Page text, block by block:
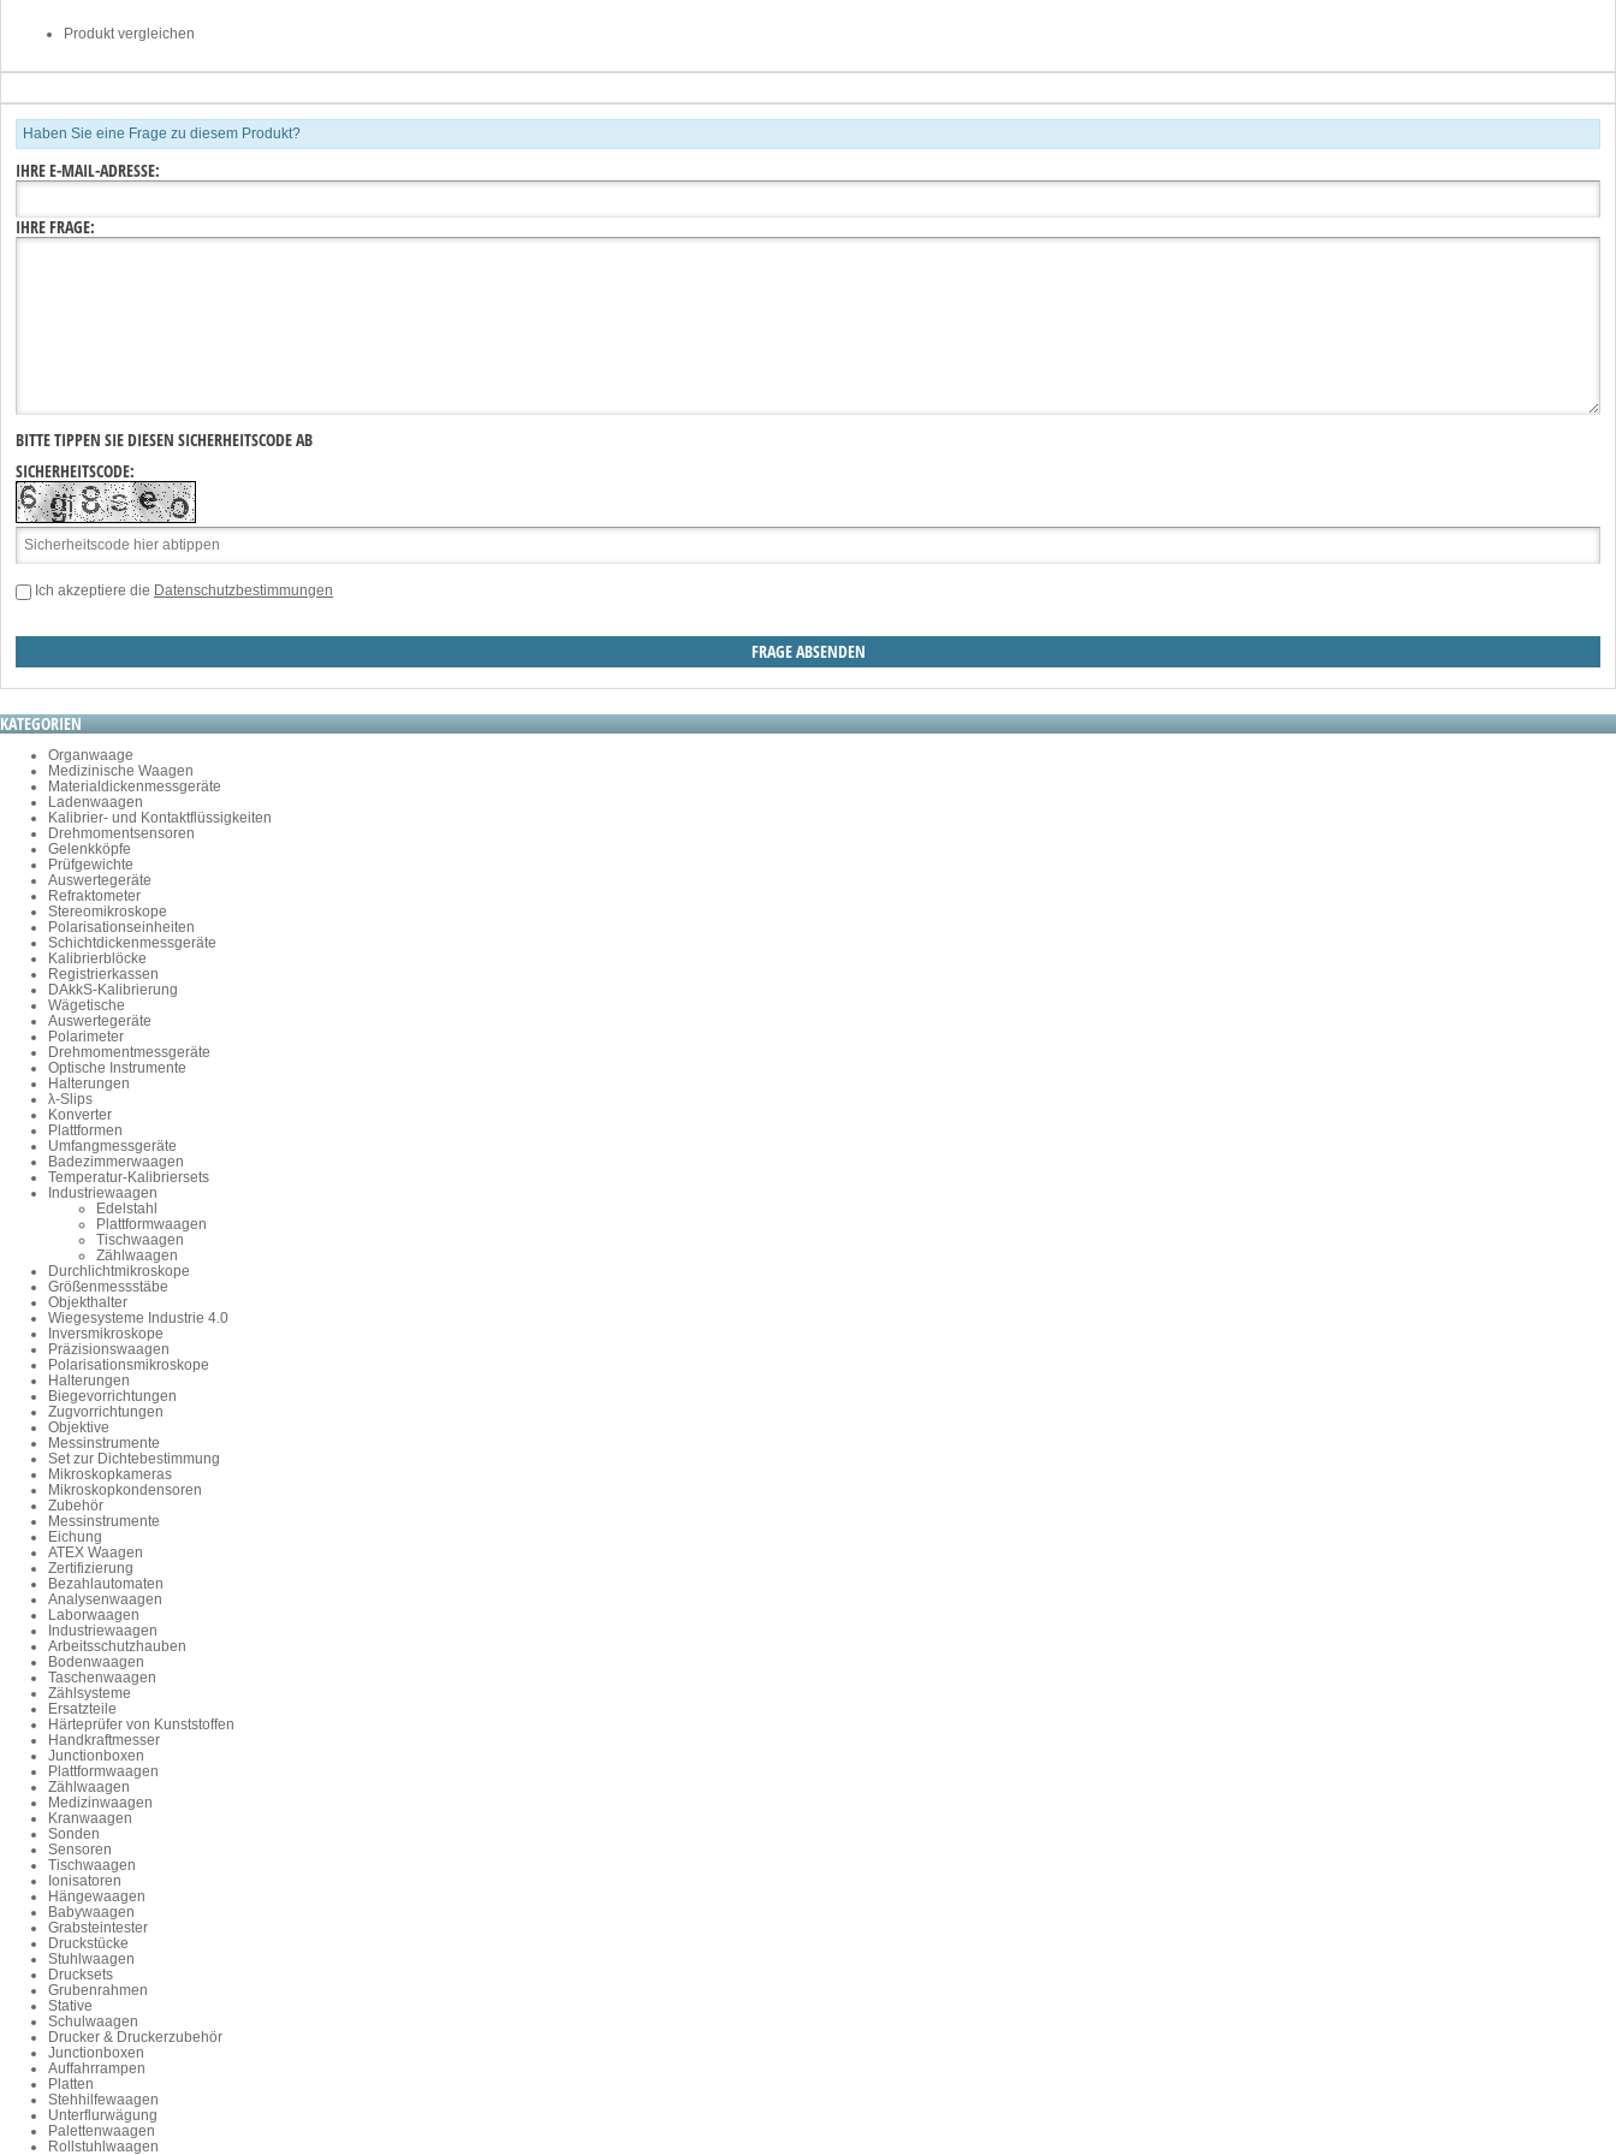
Produkt vergleichen
Haben Sie eine Frage zu diesem Produkt?
IHRE E-MAIL-ADRESSE:
IHRE FRAGE:
BITTE TIPPEN SIE DIESEN SICHERHEITSCODE AB
SICHERHEITSCODE:
Ich akzeptiere die Datenschutzbestimmungen
KATEGORIEN
Organwaage
Medizinische Waagen
Materialdickenmessgeräte
Ladenwaagen
Kalibrier- und Kontaktflüssigkeiten
Drehmomentsensoren
Gelenkköpfe
Prüfgewichte
Auswertegeräte
Refraktometer
Stereomikroskope
Polarisationseinheiten
Schichtdickenmessgeräte
Kalibrierblöcke
Registrierkassen
DAkkS-Kalibrierung
Wägetische
Auswertegeräte
Polarimeter
Drehmomentmessgeräte
Optische Instrumente
Halterungen
λ-Slips
Konverter
Plattformen
Umfangmessgeräte
Badezimmerwaagen
Temperatur-Kalibriersets
Industriewaagen
Edelstahl
Plattformwaagen
Tischwaagen
Zählwaagen
Durchlichtmikroskope
Größenmessstäbe
Objekthalter
Wiegesysteme Industrie 4.0
Inversmikroskope
Präzisionswaagen
Polarisationsmikroskope
Halterungen
Biegevorrichtungen
Zugvorrichtungen
Objektive
Messinstrumente
Set zur Dichtebestimmung
Mikroskopkameras
Mikroskopkondensoren
Zubehör
Messinstrumente
Eichung
ATEX Waagen
Zertifizierung
Bezahlautomaten
Analysenwaagen
Laborwaagen
Industriewaagen
Arbeitsschutzhauben
Bodenwaagen
Taschenwaagen
Zählsysteme
Ersatzteile
Härteprüfer von Kunststoffen
Handkraftmesser
Junctionboxen
Plattformwaagen
Zählwaagen
Medizinwaagen
Kranwaagen
Sonden
Sensoren
Tischwaagen
Ionisatoren
Hängewaagen
Babywaagen
Grabsteintester
Druckstücke
Stuhlwaagen
Drucksets
Grubenrahmen
Stative
Schulwaagen
Drucker & Druckerzubehör
Junctionboxen
Auffahrrampen
Platten
Stehhilfewaagen
Unterflurwägung
Palettenwaagen
Rollstuhlwaagen